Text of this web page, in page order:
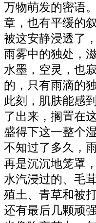
万物萌发的密语
章，也有平缓的
被这安静浸透了
雨雾中的独处，
水墨，空灵，也
的，只有雨滴的
此刻， 肌肤能感
了出来，搁置在
盛得下这一整个
不知过了多久，
再是沉沉地笼罩
水汽浸过的、毛
殖土、青草和被
还有最后几颗顽